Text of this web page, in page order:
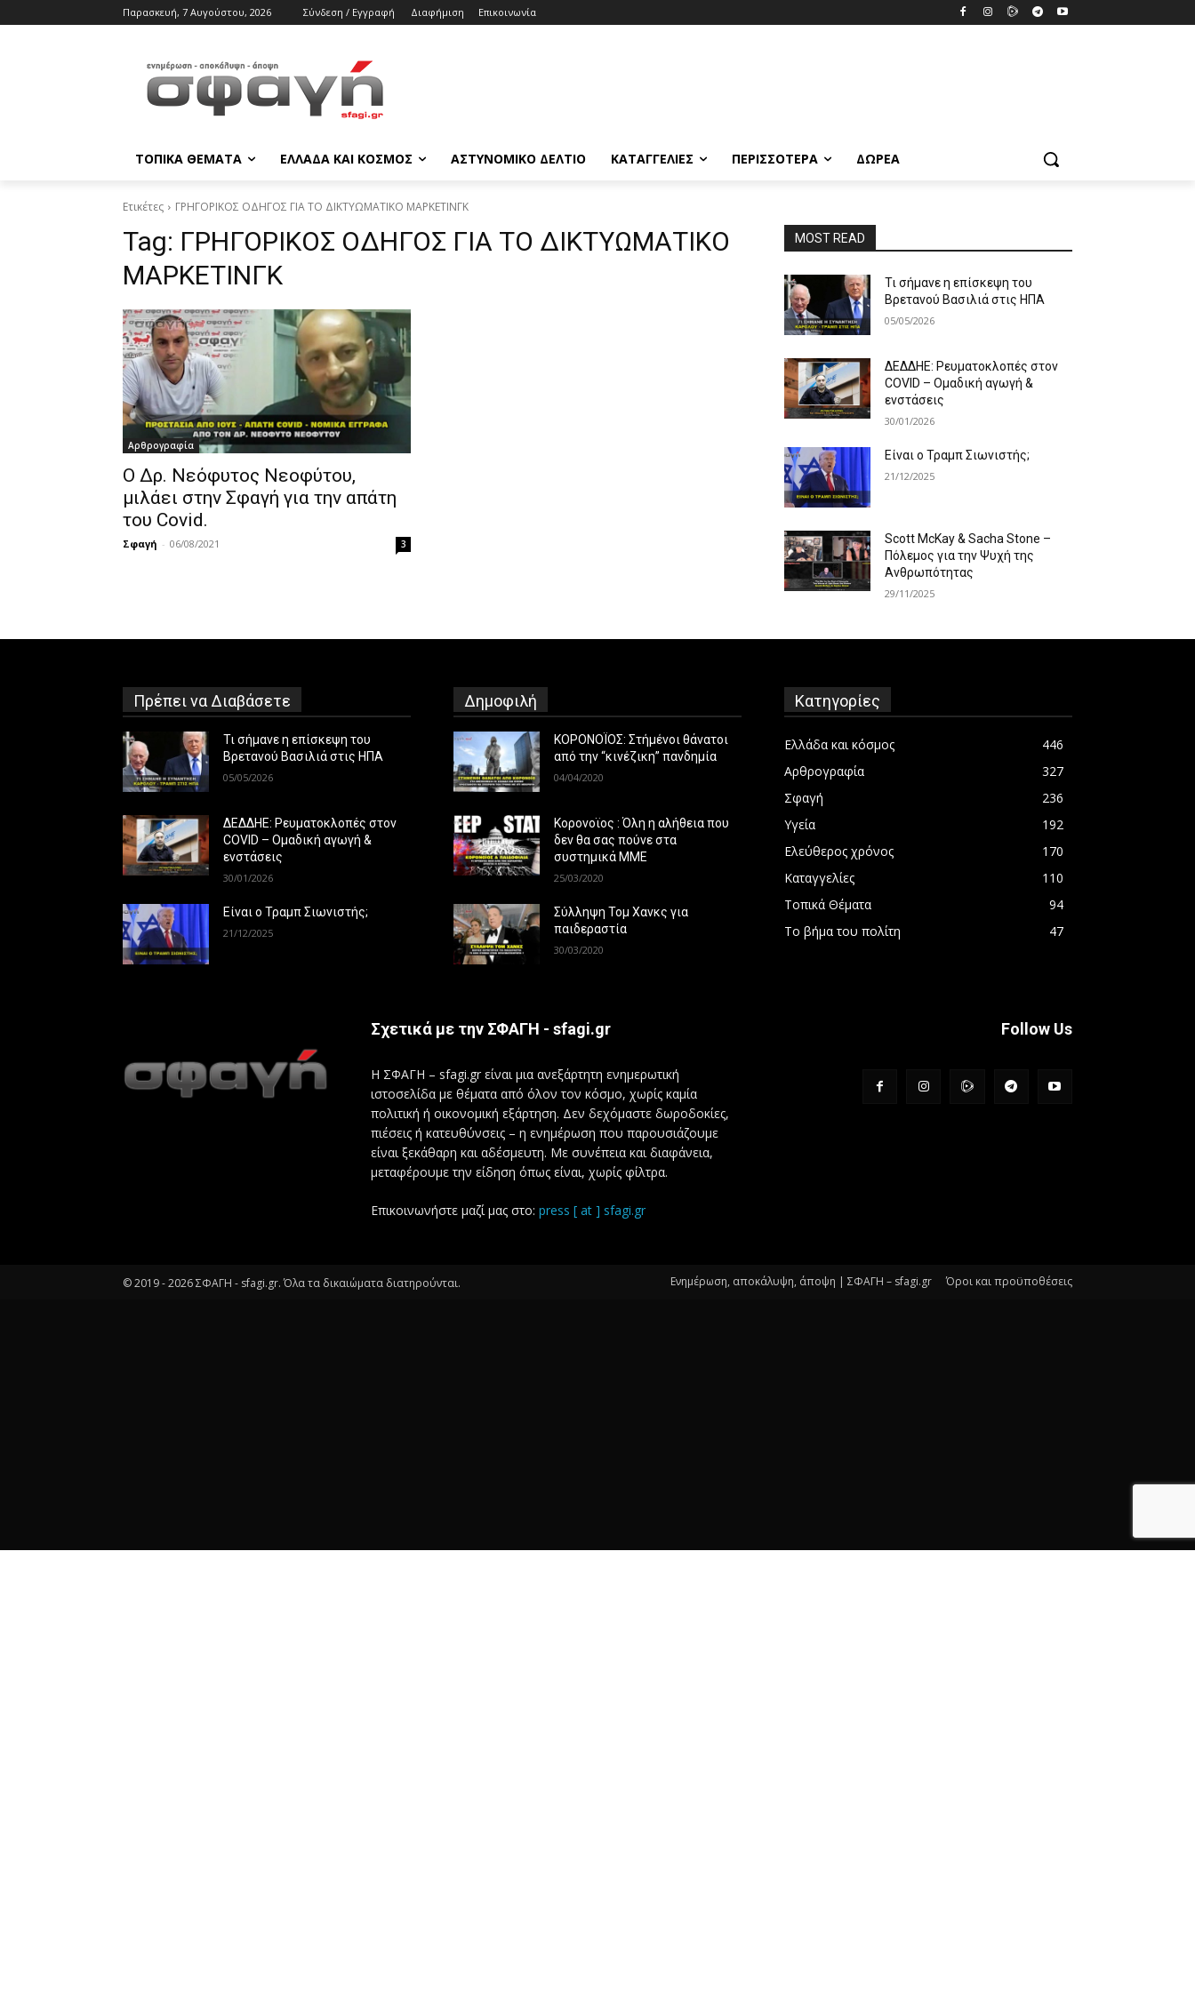
Παρασκευή, 7 Αυγούστου, 2026 Σύνδεση / Εγγραφή Διαφήμιση Επικοινωνία
ΤΟΠΙΚΑ ΘΕΜΑΤΑ ΕΛΛΑΔΑ ΚΑΙ ΚΟΣΜΟΣ ΑΣΤΥΝΟΜΙΚΟ ΔΕΛΤΙΟ ΚΑΤΑΓΓΕΛΙΕΣ ΠΕΡΙΣΣΟΤΕΡΑ ΔΩΡΕΆ
Ετικέτες ΓΡΗΓΟΡΙΚΟΣ ΟΔΗΓΟΣ ΓΙΑ ΤΟ ΔΙΚΤΥΩΜΑΤΙΚΟ ΜΑΡΚΕΤΙΝΓΚ
Tag: ΓΡΗΓΟΡΙΚΟΣ ΟΔΗΓΟΣ ΓΙΑ ΤΟ ΔΙΚΤΥΩΜΑΤΙΚΟ
ΜΑΡΚΕΤΙΝΓΚ
Αρθρογραφία
Ο Δρ. Νεόφυτος Νεοφύτου,
μιλάει στην Σφαγή για την απάτη
του Covid.
Σφαγή - 06/08/2021 3
MOST READ
Τι σήμανε η επίσκεψη του
Βρετανού Βασιλιά στις ΗΠΑ
05/05/2026
ΔΕΔΔΗΕ: Ρευματοκλοπές στον
COVID – Ομαδική αγωγή &
ενστάσεις
30/01/2026
Είναι ο Τραμπ Σιωνιστής;
21/12/2025
Scott McKay & Sacha Stone –
Πόλεμος για την Ψυχή της
Ανθρωπότητας
29/11/2025
Πρέπει να Διαβάσετε
Τι σήμανε η επίσκεψη του
Βρετανού Βασιλιά στις ΗΠΑ
05/05/2026
ΔΕΔΔΗΕ: Ρευματοκλοπές στον
COVID – Ομαδική αγωγή &
ενστάσεις
30/01/2026
Είναι ο Τραμπ Σιωνιστής;
21/12/2025
Δημοφιλή
ΚΟΡΟΝΟΪΟΣ: Στήμένοι θάνατοι
από την “κινέζικη” πανδημία
04/04/2020
Κορονοϊος : Όλη η αλήθεια που
δεν θα σας πούνε στα
συστημικά ΜΜΕ
25/03/2020
Σύλληψη Τομ Χανκς για
παιδεραστία
30/03/2020
Κατηγορίες
Ελλάδα και κόσμος
446
Αρθρογραφία
327
Σφαγή
236
Υγεία
192
Ελεύθερος χρόνος
170
Καταγγελίες
110
Τοπικά Θέματα
94
Το βήμα του πολίτη
47
Σχετικά με την ΣΦΑΓΗ - sfagi.gr
Η ΣΦΑΓΗ – sfagi.gr είναι μια ανεξάρτητη ενημερωτική
ιστοσελίδα με θέματα από όλον τον κόσμο, χωρίς καμία
πολιτική ή οικονομική εξάρτηση. Δεν δεχόμαστε δωροδοκίες,
πιέσεις ή κατευθύνσεις – η ενημέρωση που παρουσιάζουμε
είναι ξεκάθαρη και αδέσμευτη. Με συνέπεια και διαφάνεια,
μεταφέρουμε την είδηση όπως είναι, χωρίς φίλτρα.
Επικοινωνήστε μαζί μας στο: press [ at ] sfagi.gr
Follow Us
© 2019 -2026ΣΦΑΓΗ - sfagi.gr. Όλα τα δικαιώματα διατηρούνται. Ενημέρωση, αποκάλυψη, άποψη | ΣΦΑΓΗ – sfagi.gr Όροι και προϋποθέσεις